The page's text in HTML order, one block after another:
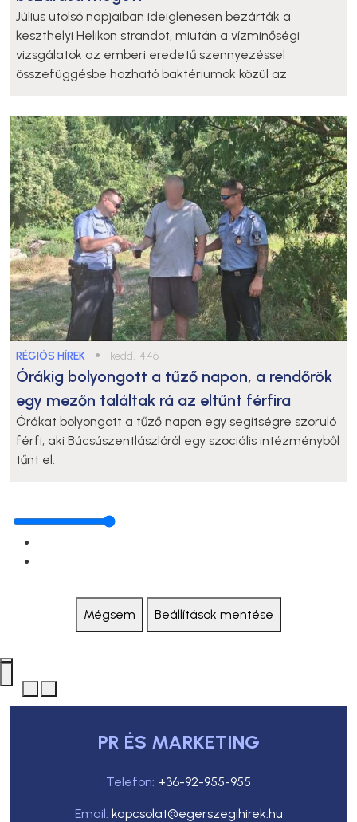
Július utolsó napjaiban ideiglenesen bezárták a
keszthelyi Helikon strandot, miután a vízminőségi
vizsgálatok az emberi eredetű szennyezéssel
összefüggésbe hozható baktériumok közül az
RÉGIÓS HÍREK ● kedd, 14:46
Órákig bolyongott a tűző napon, a rendőrök
egy mezőn találtak rá az eltűnt férfira
Órákat bolyongott a tűző napon egy segítségre szoruló
férfi, aki Búcsúszentlászlóról egy szociális intézményből
tűnt el.
Mégsem Beállítások mentése
PR ÉS MARKETING
Telefon: +36-92-955-955
Email: kapcsolat@egerszegihirek.hu